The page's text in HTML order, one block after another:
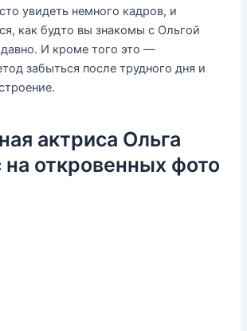
увидеть немного кадров, и
как будто вы знакомы с Ольгой
И кроме того это —
забыться после трудного дня и
актриса Ольга
на откровенных фото